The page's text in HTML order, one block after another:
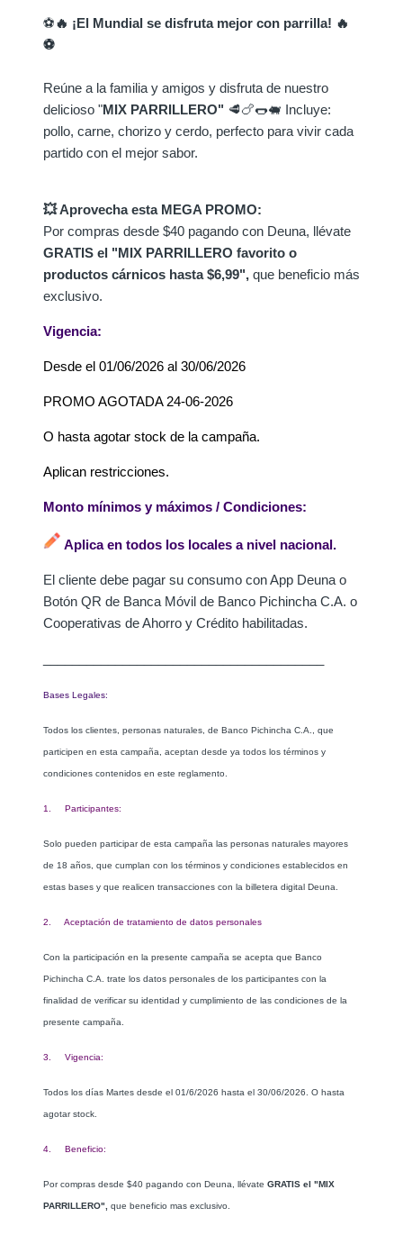
⚽🔥 ¡El Mundial se disfruta mejor con parrilla! 🔥
⚽
Reúne a la familia y amigos y disfruta de nuestro
delicioso "MIX PARRILLERO" 🥩🍗🌭🐖 Incluye:
pollo, carne, chorizo y cerdo, perfecto para vivir cada
partido con el mejor sabor.
💥 Aprovecha esta MEGA PROMO:
Por compras desde $40 pagando con Deuna, llévate
GRATIS el "MIX PARRILLERO favorito o
productos cárnicos hasta $6,99", que beneficio más
exclusivo.
Vigencia:
Desde el 01/06/2026 al 30/06/2026
PROMO AGOTADA 24-06-2026
O hasta agotar stock de la campaña.
Aplican restricciones.
Monto mínimos y máximos / Condiciones:
Aplica en todos los locales a nivel nacional.
El cliente debe pagar su consumo con App Deuna o
Botón QR de Banca Móvil de Banco Pichincha C.A. o
Cooperativas de Ahorro y Crédito habilitadas.
Bases Legales:
Todos los clientes, personas naturales, de Banco Pichincha C.A., que
participen en esta campaña, aceptan desde ya todos los términos y
condiciones contenidos en este reglamento.
1. Participantes:
Solo pueden participar de esta campaña las personas naturales mayores
de 18 años, que cumplan con los términos y condiciones establecidos en
estas bases y que realicen transacciones con la billetera digital Deuna.
2. Aceptación de tratamiento de datos personales
Con la participación en la presente campaña se acepta que Banco
Pichincha C.A. trate los datos personales de los participantes con la
finalidad de verificar su identidad y cumplimiento de las condiciones de la
presente campaña.
3. Vigencia:
Todos los días Martes desde el 01/6/2026 hasta el 30/06/2026. O hasta
agotar stock.
4. Beneficio:
Por compras desde $40 pagando con Deuna, llévate GRATIS el "MIX
PARRILLERO", que beneficio mas exclusivo.